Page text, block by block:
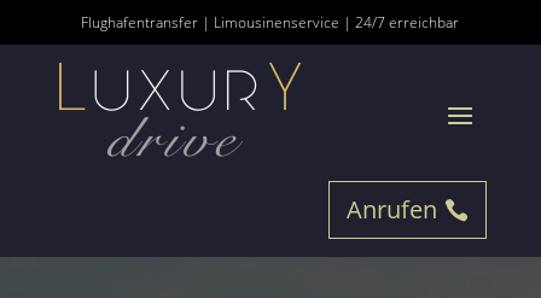
Flughafentransfer | Limousinenservice | 24/7 erreichbar
Anrufen